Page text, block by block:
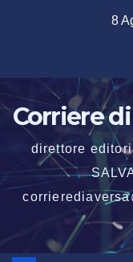
8
Corriere
direttore